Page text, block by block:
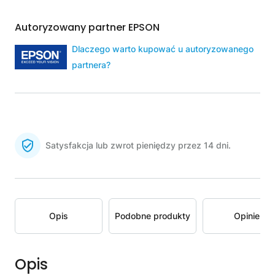
Autoryzowany partner EPSON
Dlaczego warto kupować u autoryzowanego
partnera?
Satysfakcja lub zwrot pieniędzy przez 14 dni.
Opis Podobne produkty Opinie
Opis